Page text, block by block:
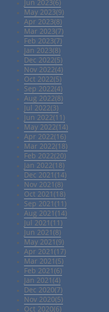
Jun 2023(6)
May 2023(9)
Apr 2023(8)
Mar 2023(7)
Feb 2023(7)
Jan 2023(8)
Dec 2022(5)
Nov 2022(4)
Oct 2022(5)
Sep 2022(4)
Aug 2022(8)
Jul 2022(3)
Jun 2022(11)
May 2022(14)
Apr 2022(16)
Mar 2022(18)
Feb 2022(20)
Jan 2022(18)
Dec 2021(14)
Nov 2021(8)
Oct 2021(18)
Sep 2021(11)
Aug 2021(14)
Jul 2021(11)
Jun 2021(8)
May 2021(9)
Apr 2021(17)
Mar 2021(5)
Feb 2021(6)
Jan 2021(4)
Dec 2020(7)
Nov 2020(5)
Oct 2020(6)